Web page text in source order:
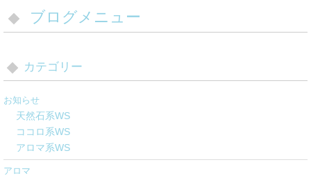
ブログメニュー
カテゴリー
お知らせ
天然石系WS
ココロ系WS
アロマ系WS
アロマ